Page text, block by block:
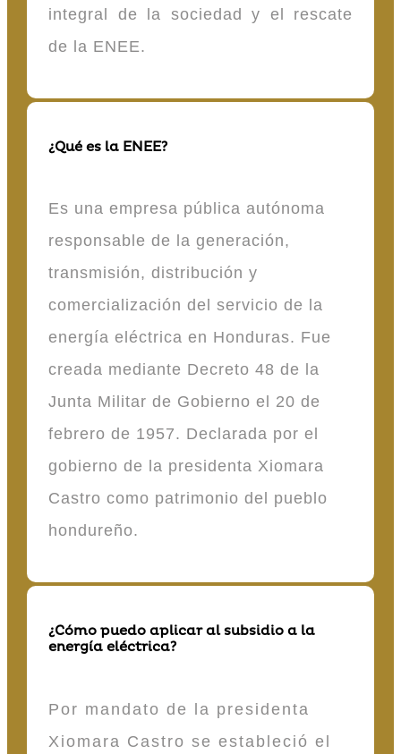
integral de la sociedad y el rescate
de la ENEE.
¿Qué es la ENEE?
Es una empresa pública autónoma
responsable de la generación,
transmisión, distribución y
comercialización del servicio de la
energía eléctrica en Honduras. Fue
creada mediante Decreto 48 de la
Junta Militar de Gobierno el 20 de
febrero de 1957. Declarada por el
gobierno de la presidenta Xiomara
Castro como patrimonio del pueblo
hondureño.
¿Cómo puedo aplicar al subsidio a la
energía eléctrica?
Por mandato de la presidenta
Xiomara Castro se estableció el